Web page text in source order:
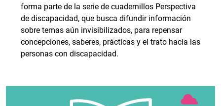
forma parte de la serie de cuadernillos Perspectiva
de discapacidad, que busca difundir información
sobre temas aún invisibilizados, para repensar
concepciones, saberes, prácticas y el trato hacia las
personas con discapacidad.